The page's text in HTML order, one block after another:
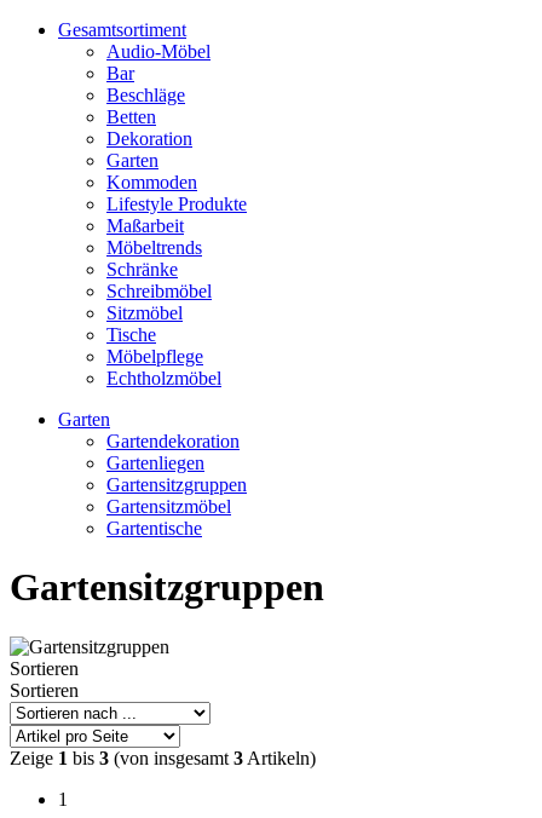
Gesamtsortiment
Audio-Möbel
Bar
Beschläge
Betten
Dekoration
Garten
Kommoden
Lifestyle Produkte
Maßarbeit
Möbeltrends
Schränke
Schreibmöbel
Sitzmöbel
Tische
Möbelpflege
Echtholzmöbel
Garten
Gartendekoration
Gartenliegen
Gartensitzgruppen
Gartensitzmöbel
Gartentische
Gartensitzgruppen
Sortieren
Sortieren
Zeige 1 bis 3 (von insgesamt 3 Artikeln)
1